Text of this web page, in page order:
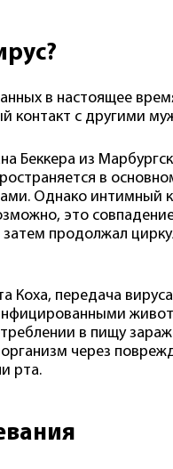
в настоящее
контакт с другими
Беккера из
в
Однако интимный
это
затем продолжал
Коха, передача
в пищу
через
рта.